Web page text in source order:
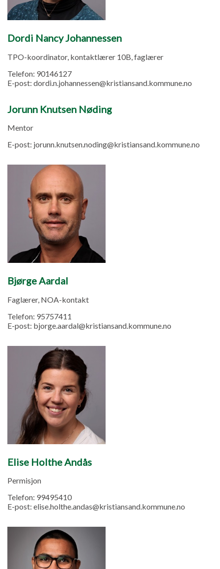
Dordi Nancy Johannessen
TPO-koordinator, kontaktlærer 10B, faglærer
Telefon: 90146127
E-post: dordi.n.johannessen@kristiansand.kommune.no
Jorunn Knutsen Nøding
Mentor
E-post: jorunn.knutsen.noding@kristiansand.kommune.no
Bjørge Aardal
Faglærer, NOA-kontakt
Telefon: 95757411
E-post: bjorge.aardal@kristiansand.kommune.no
Elise Holthe Andås
Permisjon
Telefon: 99495410
E-post: elise.holthe.andas@kristiansand.kommune.no